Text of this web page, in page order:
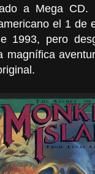
a Mega CD.
el 1 de
1993, pero
magnífica